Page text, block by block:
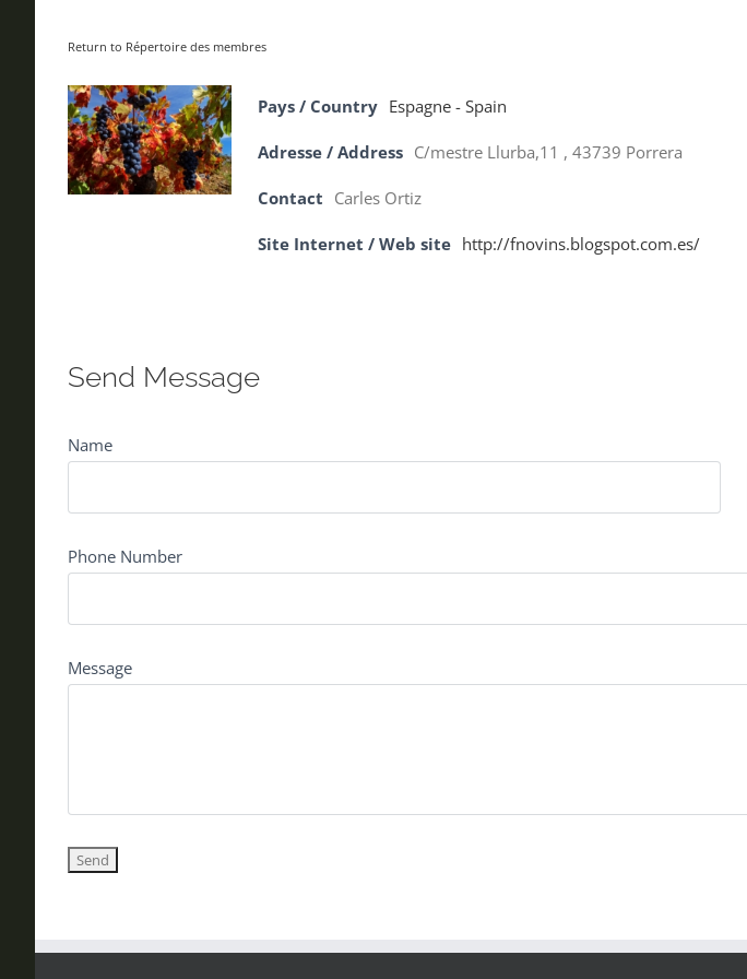
Return to Répertoire des membres
Pays / Country Espagne - Spain
Adresse / Address C/mestre Llurba,11 , 43739 Porrera
Contact Carles Ortiz
Site Internet / Web site http://fnovins.blogspot.com.es/
Send Message
Name
Phone Number
Message